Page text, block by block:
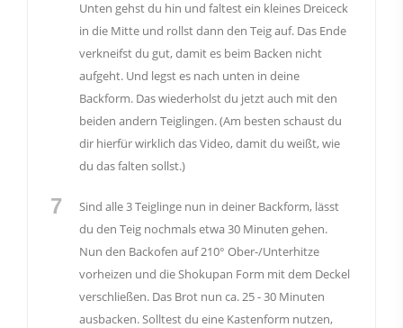
Unten gehst du hin und faltest ein kleines Dreiceck
in die Mitte und rollst dann den Teig auf. Das Ende
verkneifst du gut, damit es beim Backen nicht
aufgeht. Und legst es nach unten in deine
Backform. Das wiederholst du jetzt auch mit den
beiden andern Teiglingen. (Am besten schaust du
dir hierfür wirklich das Video, damit du weißt, wie
du das falten sollst.)
7
Sind alle 3 Teiglinge nun in deiner Backform, lässt
du den Teig nochmals etwa 30 Minuten gehen.
Nun den Backofen auf 210° Ober-/Unterhitze
vorheizen und die Shokupan Form mit dem Deckel
verschließen. Das Brot nun ca. 25 - 30 Minuten
ausbacken. Solltest du eine Kastenform nutzen,